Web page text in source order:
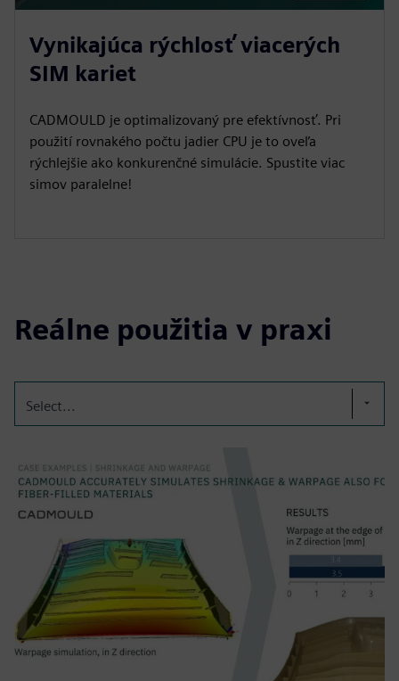
Vynikajúca rýchlosť viacerých
SIM kariet
CADMOULD je optimalizovaný pre efektívnosť. Pri
použití rovnakého počtu jadier CPU je to oveľa
rýchlejšie ako konkurenčné simulácie. Spustite viac
simov paralelne!
Reálne použitia v praxi
Select...